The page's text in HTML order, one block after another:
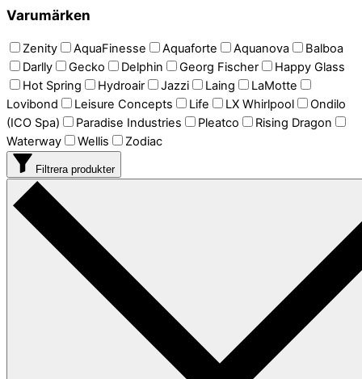
Varumärken
Zenity AquaFinesse Aquaforte Aquanova
Balboa
Darlly
Gecko Delphin Georg Fischer
Happy Glass
Hot Spring
Hydroair Jazzi Laing
LaMotte
Lovibond
Leisure Concepts Life LX Whirlpool
Ondilo
(ICO Spa)
Paradise Industries Pleatco
Rising Dragon
Waterway
Wellis Zodiac
Filtrera produkter